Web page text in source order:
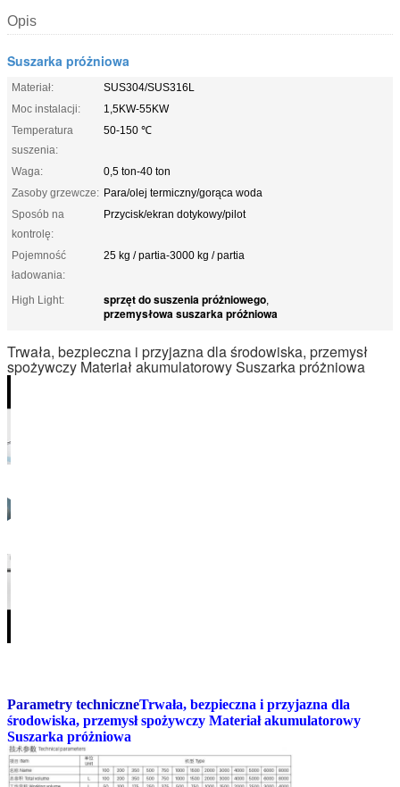
Opis
Suszarka próżniowa
Materiał:
SUS304/SUS316L
Moc instalacji:
1,5KW-55KW
Temperatura
suszenia:
50-150 ℃
Waga:
0,5 ton-40 ton
Zasoby grzewcze: Para/olej termiczny/gorąca woda
Sposób na
kontrolę:
Przycisk/ekran dotykowy/pilot
Pojemność
ładowania:
25 kg / partia-3000 kg / partia
High Light: sprzęt do suszenia próżniowego,
przemysłowa suszarka próżniowa
Trwała, bezpieczna i przyjazna dla środowiska, przemysł
spożywczy Materiał akumulatorowy Suszarka próżniowa
Parametry techniczneTrwała, bezpieczna i przyjazna dla
środowiska, przemysł spożywczy Materiał akumulatorowy
Suszarka próżniowa